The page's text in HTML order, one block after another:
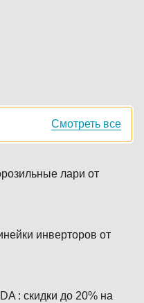
Смотреть все
лари от
инверторов от
: скидки до 20% на